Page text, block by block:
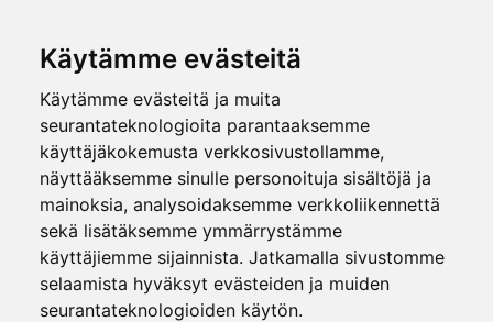
Käytämme evästeitä
Käytämme evästeitä ja muita
seurantateknologioita parantaaksemme
käyttäjäkokemusta verkkosivustollamme,
näyttääksemme sinulle personoituja sisältöjä ja
mainoksia, analysoidaksemme verkkoliikennettä
sekä lisätäksemme ymmärrystämme
käyttäjiemme sijainnista. Jatkamalla sivustomme
selaamista hyväksyt evästeiden ja muiden
seurantateknologioiden käytön.